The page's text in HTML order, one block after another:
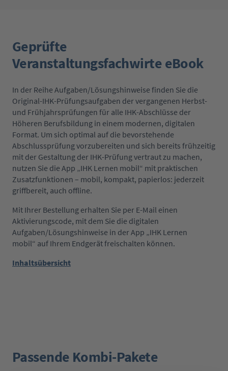
Geprüfte
Veranstaltungsfachwirte eBook
In der Reihe Aufgaben/Lösungshinweise finden Sie die
Original-IHK-Prüfungsaufgaben der vergangenen Herbst-
und Frühjahrsprüfungen für alle IHK-Abschlüsse der
Höheren Berufsbildung in einem modernen, digitalen
Format. Um sich optimal auf die bevorstehende
Abschlussprüfung vorzubereiten und sich bereits frühzeitig
mit der Gestaltung der IHK-Prüfung vertraut zu machen,
nutzen Sie die App „IHK Lernen mobil“ mit praktischen
Zusatzfunktionen – mobil, kompakt, papierlos: jederzeit
griffbereit, auch offline.
Mit Ihrer Bestellung erhalten Sie per E-Mail einen
Aktivierungscode, mit dem Sie die digitalen
Aufgaben/Lösungshinweise in der App „IHK Lernen
mobil“ auf Ihrem Endgerät freischalten können.
Inhaltsübersicht
Produktgalerie überspringen
Passende Kombi-Pakete